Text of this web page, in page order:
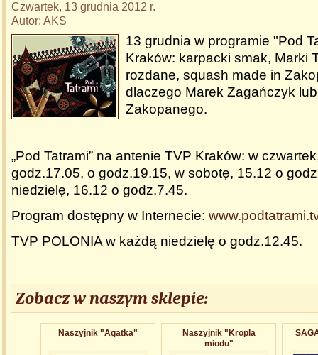
Czwartek, 13 grudnia 2012 r.
Autor: AKS
13 grudnia w programie "Pod
Kraków: karpacki smak, Marki
rozdane, squash made in
dlaczego Marek Zagańczyk
Zakopanego.
„Pod Tatrami” na antenie TVP Kraków: w
godz.17.05, o godz.19.15, w sobotę, 15.12 o
niedzielę, 16.12 o godz.7.45.
Program dostępny w Internecie:
TVP POLONIA w każdą niedzielę o godz.12.45.
Zobacz w naszym sklepie:
Naszyjnik "Agatka"
Naszyjnik "Kropla
miodu"